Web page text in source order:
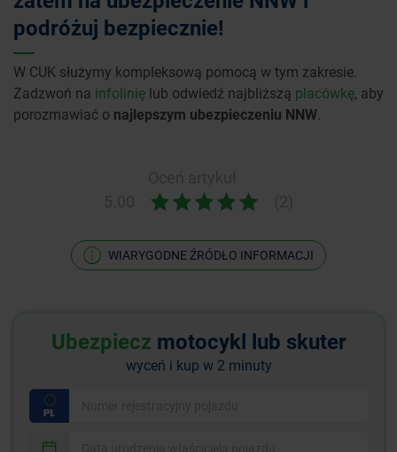
podróżuj bezpiecznie!
W CUK służymy kompleksową pomocą w tym zakresie.
Zadzwoń na infolinię lub odwiedź najbliższą placówkę, aby
porozmawiać o najlepszym ubezpieczeniu NNW.
WIARYGODNE ŹRÓDŁO INFORMACJI
Ubezpiecz motocykl lub skuter
wyceń i kup w 2 minuty